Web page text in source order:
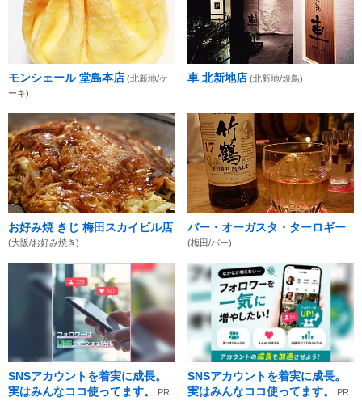
モンシェール 堂島本店 (北新地/ケ
ーキ)
車 北新地店 (北新地/焼鳥)
お好み焼 きじ 梅田スカイビル店
(大阪/お好み焼き)
バー・オーガスタ・ターロギー
(梅田/バー)
SNSアカウントを着実に成長。
実はみんなココ使ってます。
PR
SNSアカウントを着実に成長。
実はみんなココ使ってます。
PR